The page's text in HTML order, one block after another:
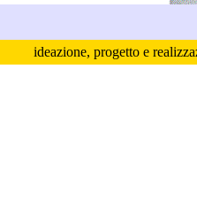
ideazione, progetto e